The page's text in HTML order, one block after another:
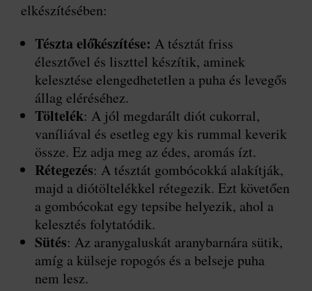
elkészítésében:
Tészta előkészítése: A tésztát friss
élesztővel és liszttel készítik, aminek
kelesztése elengedhetetlen a puha és levegős
állag eléréséhez.
Töltelék: A jól megdarált diót cukorral,
vaníliával és esetleg egy kis rummal keverik
össze. Ez adja meg az édes, aromás ízt.
Rétegezés: A tésztát gombócokká alakítják,
majd a diótöltelékkel rétegezik. Ezt követően
a gombócokat egy tepsibe helyezik, ahol a
kelesztés folytatódik.
Sütés: Az aranygaluskát aranybarnára sütik,
amíg a külseje ropogós és a belseje puha
nem lesz.